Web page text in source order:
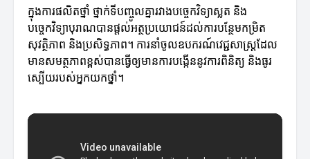
ក្នុងការផលិតថ្នាំ ថ្នាក់ទីបញ្ចូលគ្នារវាងបច្ចេកវិទ្យាស្លត និង
បច្ចេកវិទ្យាបុរាណបានផ្តល់អត្ថប្រយោជន៍ដល់ការបន្ថែមកម្រិត
សុវត្ថិភាព និងប្រសិទ្ធភាព។ ការនាំចូលឧបករណ៍វេជ្ជសាស្ត្រដែល
មានសមត្ថភាពខ្ពស់បានធ្វើឲ្យមានការបង្កើននូវការពិនិត្យ និងធូរ
ស្បើយរបស់អ្នកយកថ្នាំ។